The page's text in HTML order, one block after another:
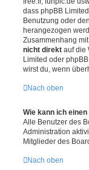
dass phpBB
Benutzung oder
herangezogen
Zusammenhang
nicht direkt auf die
Limited oder
wirst du, wenn
Nach oben
Wie kann ich
Alle Benutzer des
Administration
Mitglieder des
Nach oben